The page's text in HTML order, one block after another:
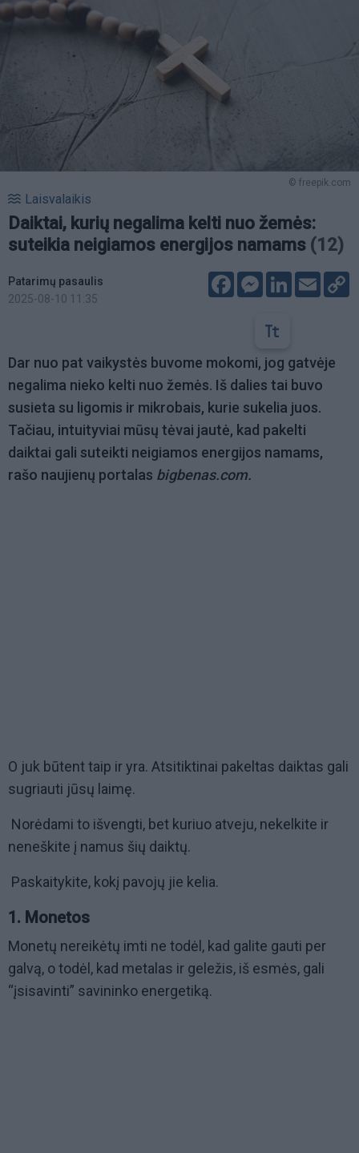
© freepik.com
Laisvalaikis
Daiktai, kurių negalima kelti nuo žemės:
suteikia neigiamos energijos namams (12)
Patarimų pasaulis
2025-08-10 11:35
FacebookMessenger
LinkedIn
Email
Dar nuo pat vaikystės buvome mokomi, jog gatvėje
negalima nieko kelti nuo žemės. Iš dalies tai buvo
susieta su ligomis ir mikrobais, kurie sukelia juos.
Tačiau, intuityviai mūsų tėvai jautė, kad pakelti
daiktai gali suteikti neigiamos energijos namams,
rašo naujienų portalas bigbenas.com.
O juk būtent taip ir yra. Atsitiktinai pakeltas daiktas gali
sugriauti jūsų laimę.
Norėdami to išvengti, bet kuriuo atveju, nekelkite ir
neneškite į namus šių daiktų.
Paskaitykite, kokį pavojų jie kelia.
1. Monetos
Monetų nereikėtų imti ne todėl, kad galite gauti per
galvą, o todėl, kad metalas ir geležis, iš esmės, gali
“įsisavinti” savininko energetiką.